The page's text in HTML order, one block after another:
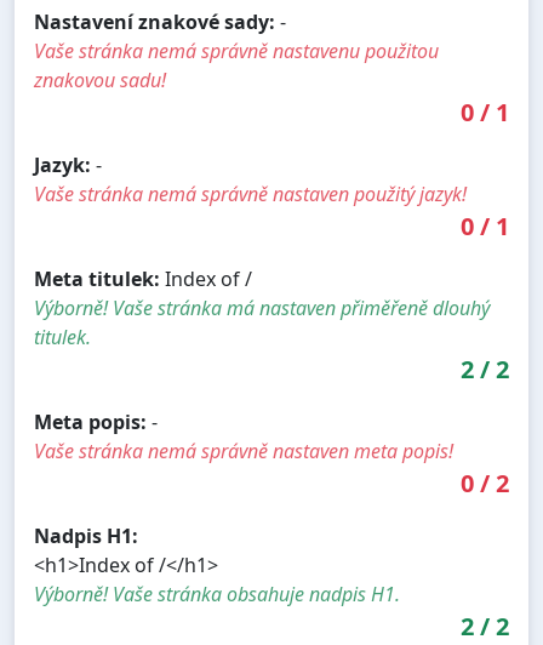
Nastavení znakové sady: -
Vaše stránka nemá správně nastavenu použitou
znakovou sadu!
0/ 1
Jazyk: -
Vaše stránka nemá správně nastaven použitý jazyk!
0/ 1
Meta titulek: Index of /
Výborně! Vaše stránka má nastaven přiměřeně dlouhý
titulek.
2/2
Meta popis: -
Vaše stránka nemá správně nastaven meta popis!
0/2
Nadpis H1:
<h1>Index of /</h1>
Výborně! Vaše stránka obsahuje nadpis H1.
2/2